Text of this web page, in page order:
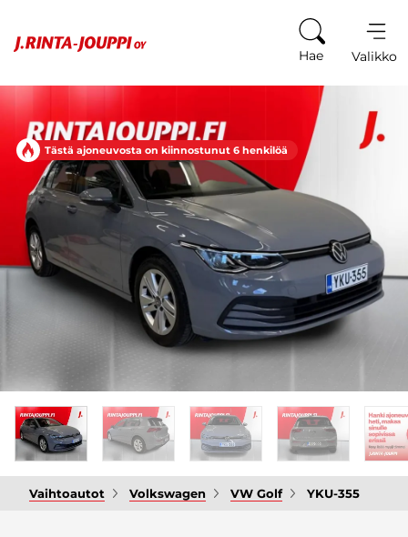
Hae Valikko
Tästä ajoneuvosta on kiinnostunut 6 henkilöä
Vaihtoautot Volkswagen VW Golf YKU-355